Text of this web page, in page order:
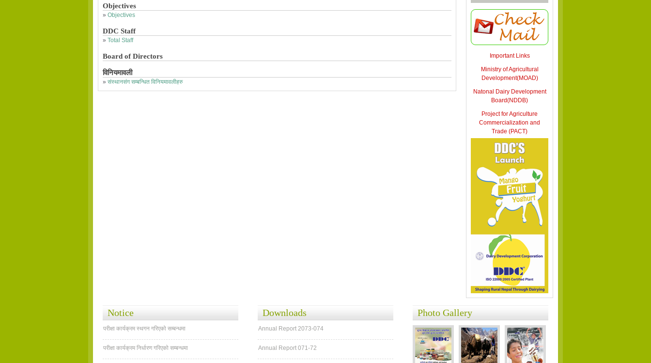
Objectives
» Objectives
DDC Staff
» Total Staff
Board of Directors
विनियमावली
» संस्थानसंग सम्बन्धित विनियमावलीहरु
Important Links
Ministry of Agricultural
Development(MOAD)
Natonal Dairy Development
Board(NDDB)
Project for Agriculture
Commercialization and
Trade (PACT)
Notice
परीक्षा कार्यक्रम स्थगन गरिएको सम्बन्धमा
परीक्षा कार्यक्रम निर्धारण गरिएको सम्बन्धमा
Downloads
Annual Report 2073-074
Annual Report 071-72
Photo Gallery